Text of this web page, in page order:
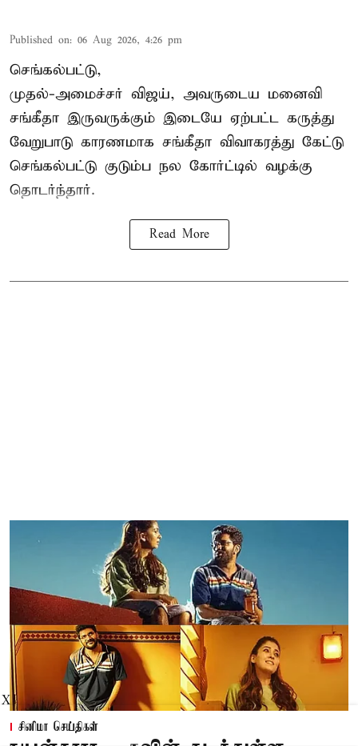
Published on: 06 Aug 2026, 4:26 pm
செங்கல்பட்டு,
முதல்-அமைச்சர் விஜய், அவருடைய மனைவி
சங்கீதா இருவருக்கும் இடையே ஏற்பட்ட கருத்து
வேறுபாடு காரணமாக சங்கீதா விவாகரத்து கேட்டு
செங்கல்பட்டு குடும்ப நல கோர்ட்டில் வழக்கு
தொடர்ந்தார்.
Read More
சினிமா செய்திகள்
X